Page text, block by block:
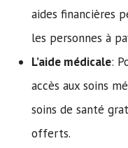
aides financières
les personnes à
L’aide médicale:
accès aux soins
soins de santé
offerts.